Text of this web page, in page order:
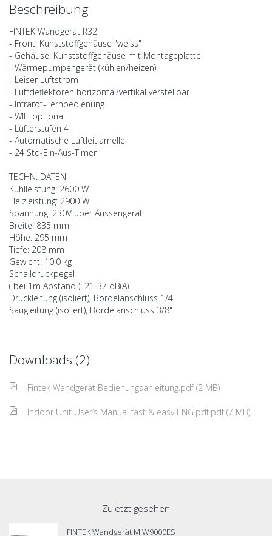
Beschreibung
FINTEK Wandgerät R32
- Front: Kunststoffgehäuse "weiss"
- Gehäuse: Kunststoffgehäuse mit Montageplatte
- Wärmepumpengerät (kühlen/heizen)
- Leiser Luftstrom
- Luftdeflektoren horizontal/vertikal verstellbar
- Infrarot-Fernbedienung
- WIFI optional
- Lüfterstufen 4
- Automatische Luftleitlamelle
- 24 Std-Ein-Aus-Timer
TECHN. DATEN
Kühlleistung: 2600 W
Heizleistung: 2900 W
Spannung: 230V über Aussengerät
Breite: 835 mm
Höhe: 295 mm
Tiefe: 208 mm
Gewicht: 10,0 kg
Schalldruckpegel
( bei 1m Abstand ): 21-37 dB(A)
Druckleitung (isoliert), Bördelanschluss 1/4"
Saugleitung (isoliert), Bördelanschluss 3/8"
Downloads (2)
Fintek Wandgerät Bedienungsanleitung.pdf (2 MB)
Indoor Unit User’s Manual fast & easy ENG.pdf.pdf (7 MB)
Zuletzt gesehen
FINTEK Wandgerät MIW9000ES